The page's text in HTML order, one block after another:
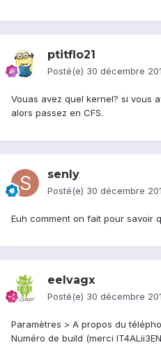
ptitflo21
Posté(e) 30 décembre
Vouas avez quel kernel? si vous
alors passez en CFS.
senly
Posté(e) 30 décembre
Euh comment on fait pour savoir
eelvagx
Posté(e) 30 décembre
Paramètres > A propos du
Numéro de build (merci